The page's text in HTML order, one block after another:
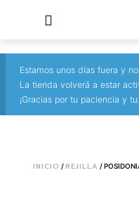
Estamos unos días fuera y
La tienda volverá a estar
¡Gracias por tu paciencia y
INICIO / REJILLA /